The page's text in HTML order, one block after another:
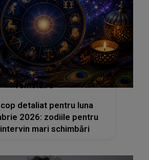
femeia.ro
detaliat pentru luna
2026: zodiile pentru
mari schimbări